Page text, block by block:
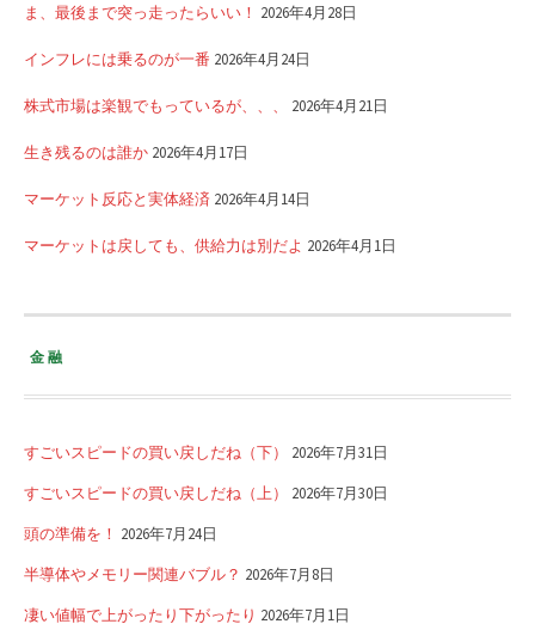
ま、最後まで突っ走ったらいい！ 2026年4月28日
インフレには乗るのが一番 2026年4月24日
株式市場は楽観でもっているが、、、 2026年4月21日
生き残るのは誰か 2026年4月17日
マーケット反応と実体経済 2026年4月14日
マーケットは戻しても、供給力は別だよ 2026年4月1日
金融
すごいスピードの買い戻しだね（下） 2026年7月31日
すごいスピードの買い戻しだね（上） 2026年7月30日
頭の準備を！ 2026年7月24日
半導体やメモリー関連バブル？ 2026年7月8日
凄い値幅で上がったり下がったり 2026年7月1日